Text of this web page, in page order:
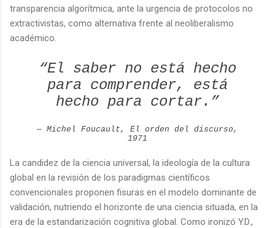
transparencia algorítmica, ante la urgencia de protocolos no
extractivistas, como alternativa frente al neoliberalismo
académico.
“El saber no está hecho
para comprender, está
hecho para cortar.”
— Michel Foucault, El orden del discurso,
1971
La candidez de la ciencia universal, la ideología de la cultura
global en la revisión de los paradigmas científicos
convencionales proponen fisuras en el modelo dominante de
validación, nutriendo el horizonte de una ciencia situada, en la
era de la estandarización cognitiva global. Como ironizó Y.D.,